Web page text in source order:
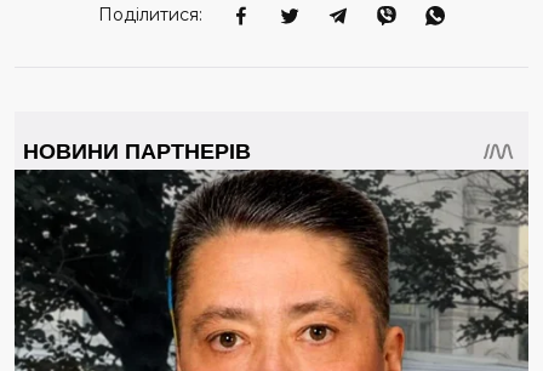
Поділитися: